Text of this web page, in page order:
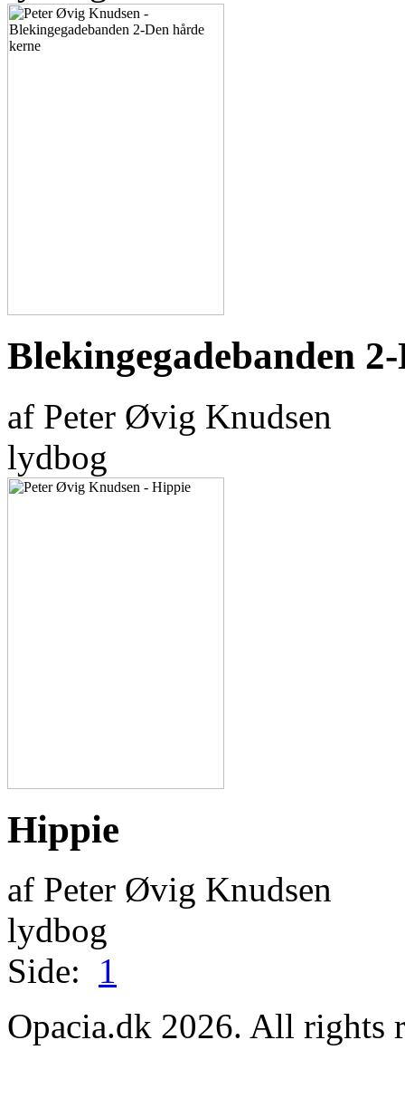
Blekingegadebanden
af Peter Øvig Knudsen
lydbog
Hippie
af Peter Øvig Knudsen
lydbog
Side: 1
Opacia.dk 2026. All rights